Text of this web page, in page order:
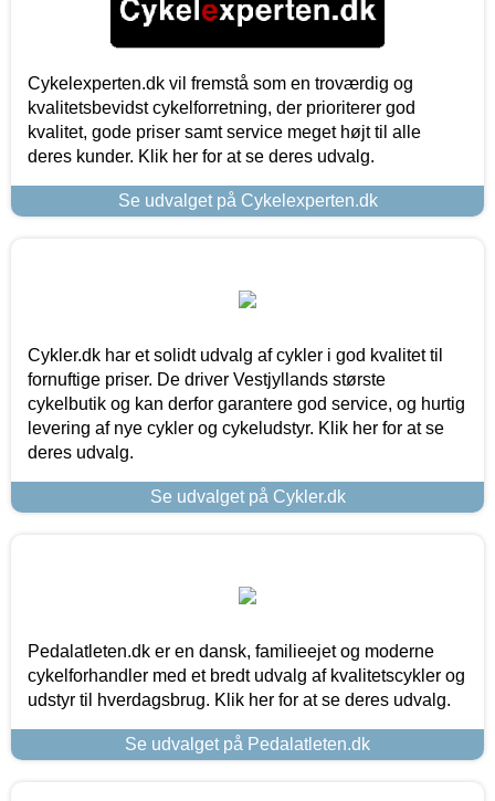
Cykelexperten.dk vil fremstå som en troværdig og
kvalitetsbevidst cykelforretning, der prioriterer god
kvalitet, gode priser samt service meget højt til alle
deres kunder. Klik her for at se deres udvalg.
Se udvalget på Cykelexperten.dk
Cykler.dk har et solidt udvalg af cykler i god kvalitet til
fornuftige priser. De driver Vestjyllands største
cykelbutik og kan derfor garantere god service, og hurtig
levering af nye cykler og cykeludstyr. Klik her for at se
deres udvalg.
Se udvalget på Cykler.dk
Pedalatleten.dk er en dansk, familieejet og moderne
cykelforhandler med et bredt udvalg af kvalitetscykler og
udstyr til hverdagsbrug. Klik her for at se deres udvalg.
Se udvalget på Pedalatleten.dk